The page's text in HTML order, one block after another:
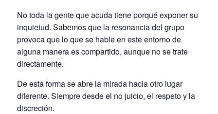
No toda la gente que acuda tiene porqué exponer su
inquietud. Sabemos que la resonancia del grupo
provoca que lo que se hable en este entorno de
alguna manera es compartido, aunque no se trate
directamente.
De esta forma se abre la mirada hacia otro lugar
diferente. Siempre desde el no juicio, el respeto y la
discreción.